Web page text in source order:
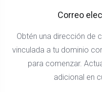
Correo
Obtén una dirección de
vinculada a tu dominio
para comenzar.
adicional en